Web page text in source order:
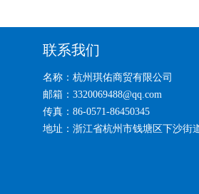
联系我们
名称：杭州琪佑商贸有限公司
邮箱：3320069488@qq.com
传真：86-0571-86450345
地址：浙江省杭州市钱塘区下沙街